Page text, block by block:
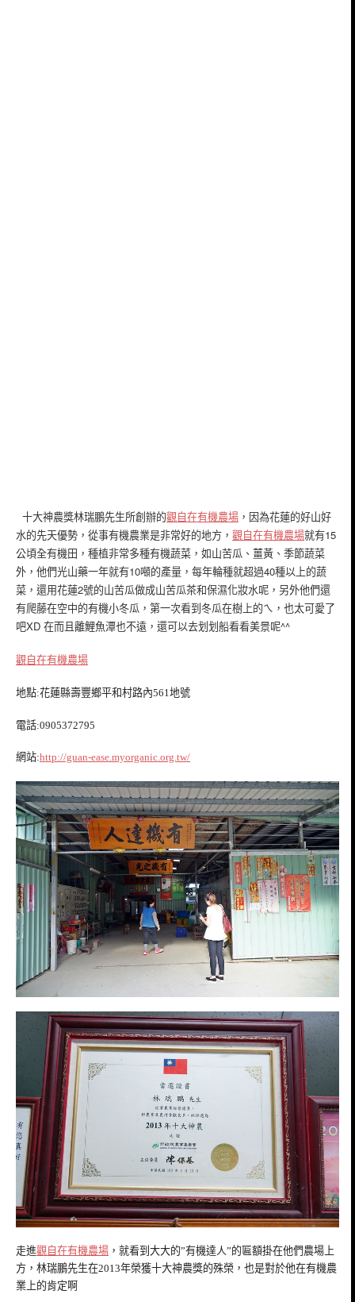
十大神農獎林瑞鵬先生所創辦的觀自在有機農場 ，因為花蓮的好山好
水的先天優勢，從事有機農業是非常好的地方， 觀自在有機農場就有15
公頃全有機田，種植非常多種有機蔬菜，如山苦瓜、薑黃、季節蔬菜
外，他們光山藥一年就有10噸的產量，每年輪種就超過40種以上的蔬
菜，還用花蓮2號的山苦瓜做成山苦瓜茶和保濕化妝水呢，另外他們還
有爬藤在空中的有機小冬瓜，第一次看到冬瓜在樹上的ㄟ，也太可愛了
吧XD 在而且離鯉魚潭也不遠，還可以去划划船看看美景呢^^
觀自在有機農場
地點:花蓮縣壽豐鄉平和村路內561地號
電話:0905372795
網站:http://guan-ease.myorganic.org.tw/
走進觀自在有機農場 ，就看到大大的”有機達人”的匾額掛在他們農場上
方，林瑞鵬先生在2013年榮獲十大神農獎的殊榮，也是對於他在有機農
業上的肯定啊